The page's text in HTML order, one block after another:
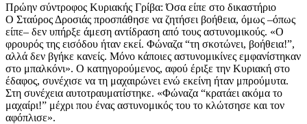
Πρώην σύντροφος Κυριακής Γρίβα: Όσα είπε στο δικαστήριο
Ο Σταύρος Δροσιάς προσπάθησε να ζητήσει βοήθεια, όμως –όπως
είπε– δεν υπήρξε άμεση αντίδραση από τους αστυνομικούς. «Ο
φρουρός της εισόδου ήταν εκεί. Φώναζα “τη σκοτώνει, βοήθεια!”,
αλλά δεν βγήκε κανείς. Μόνο κάποιες αστυνομικίνες εμφανίστηκαν
στο μπαλκόνι». Ο κατηγορούμενος, αφού έριξε την Κυριακή στο
έδαφος, συνέχισε να τη μαχαιρώνει ενώ εκείνη ήταν μπρούμυτα.
Στη συνέχεια αυτοτραυματίστηκε. «Φώναζα “κρατάει ακόμα το
μαχαίρι!” μέχρι που ένας αστυνομικός του το κλώτσησε και τον
αφόπλισε».